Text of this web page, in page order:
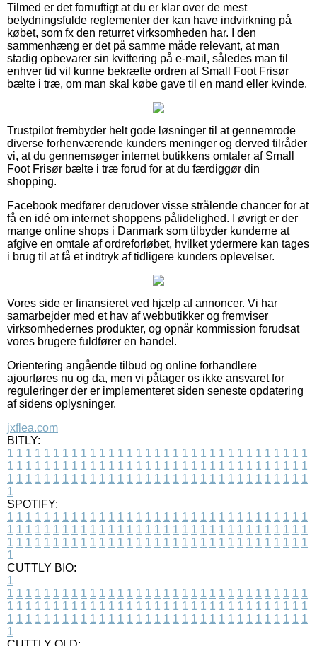
Tilmed er det fornuftigt at du er klar over de mest
betydningsfulde reglementer der kan have indvirkning på
købet, som fx den returret virksomheden har. I den
sammenhæng er det på samme måde relevant, at man
stadig opbevarer sin kvittering på e-mail, således man til
enhver tid vil kunne bekræfte ordren af Small Foot Frisør
bælte i træ, om man skal købe gave til en mand eller kvinde.
Trustpilot frembyder helt gode løsninger til at gennemrode
diverse forhenværende kunders meninger og derved tilråder
vi, at du gennemsøger internet butikkens omtaler af Small
Foot Frisør bælte i træ forud for at du færdiggør din
shopping.
Facebook medfører derudover visse strålende chancer for at
få en idé om internet shoppens pålidelighed. I øvrigt er der
mange online shops i Danmark som tilbyder kunderne at
afgive en omtale af ordreforløbet, hvilket ydermere kan tages
i brug til at få et indtryk af tidligere kunders oplevelser.
Vores side er finansieret ved hjælp af annoncer. Vi har
samarbejder med et hav af webbutikker og fremviser
virksomhedernes produkter, og opnår kommission forudsat
vores brugere fuldfører en handel.
Orientering angående tilbud og online forhandlere
ajourføres nu og da, men vi påtager os ikke ansvaret for
reguleringer der er implementeret siden seneste opdatering
af sidens oplysninger.
jxflea.com
BITLY:
1 1 1 1 1 1 1 1 1 1 1 1 1 1 1 1 1 1 1 1 1 1 1 1 1 1 1 1 1 1 1 1 1
1 1 1 1 1 1 1 1 1 1 1 1 1 1 1 1 1 1 1 1 1 1 1 1 1 1 1 1 1 1 1 1 1
1 1 1 1 1 1 1 1 1 1 1 1 1 1 1 1 1 1 1 1 1 1 1 1 1 1 1 1 1 1 1 1 1
1
SPOTIFY:
1 1 1 1 1 1 1 1 1 1 1 1 1 1 1 1 1 1 1 1 1 1 1 1 1 1 1 1 1 1 1 1 1
1 1 1 1 1 1 1 1 1 1 1 1 1 1 1 1 1 1 1 1 1 1 1 1 1 1 1 1 1 1 1 1 1
1 1 1 1 1 1 1 1 1 1 1 1 1 1 1 1 1 1 1 1 1 1 1 1 1 1 1 1 1 1 1 1 1
1
CUTTLY BIO:
1
1 1 1 1 1 1 1 1 1 1 1 1 1 1 1 1 1 1 1 1 1 1 1 1 1 1 1 1 1 1 1 1 1
1 1 1 1 1 1 1 1 1 1 1 1 1 1 1 1 1 1 1 1 1 1 1 1 1 1 1 1 1 1 1 1 1
1 1 1 1 1 1 1 1 1 1 1 1 1 1 1 1 1 1 1 1 1 1 1 1 1 1 1 1 1 1 1 1 1
1